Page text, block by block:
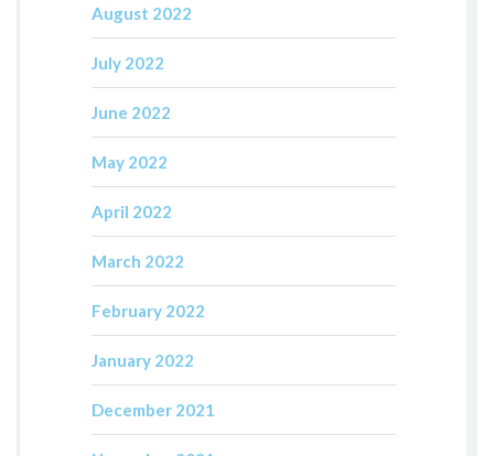
August 2022
July 2022
June 2022
May 2022
April 2022
March 2022
February 2022
January 2022
December 2021